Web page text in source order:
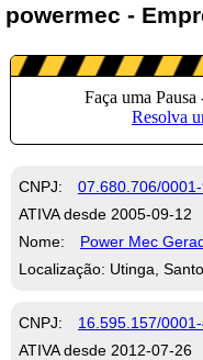
powermec -
CNPJ: 07.680.706/
ATIVA desde 2005-09-12
Nome:
Power Mec
Localização: Utinga,
CNPJ: 16.595.157/
ATIVA desde 2012-07-26